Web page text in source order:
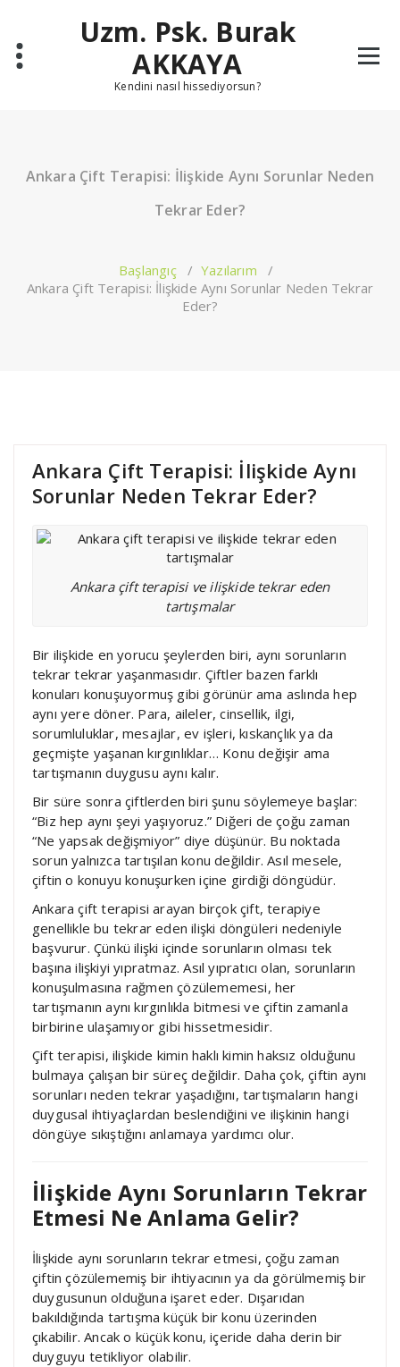
Uzm. Psk. Burak
AKKAYA
Kendini nasıl hissediyorsun?
Ankara Çift Terapisi: İlişkide Aynı Sorunlar Neden
Tekrar Eder?
Başlangıç/ Yazılarım /
Ankara Çift Terapisi: İlişkide Aynı Sorunlar Neden Tekrar
Eder?
Ankara Çift Terapisi: İlişkide Aynı
Sorunlar Neden Tekrar Eder?
Ankara çift terapisi ve ilişkide tekrar eden
tartışmalar
Bir ilişkide en yorucu şeylerden biri, aynı sorunların
tekrar tekrar yaşanmasıdır. Çiftler bazen farklı
konuları konuşuyormuş gibi görünür ama aslında hep
aynı yere döner. Para, aileler, cinsellik, ilgi,
sorumluluklar, mesajlar, ev işleri, kıskançlık ya da
geçmişte yaşanan kırgınlıklar… Konu değişir ama
tartışmanın duygusu aynı kalır.
Bir süre sonra çiftlerden biri şunu söylemeye başlar:
“Biz hep aynı şeyi yaşıyoruz.” Diğeri de çoğu zaman
“Ne yapsak değişmiyor” diye düşünür. Bu noktada
sorun yalnızca tartışılan konu değildir. Asıl mesele,
çiftin o konuyu konuşurken içine girdiği döngüdür.
Ankara çift terapisi arayan birçok çift, terapiye
genellikle bu tekrar eden ilişki döngüleri nedeniyle
başvurur. Çünkü ilişki içinde sorunların olması tek
başına ilişkiyi yıpratmaz. Asıl yıpratıcı olan, sorunların
konuşulmasına rağmen çözülememesi, her
tartışmanın aynı kırgınlıkla bitmesi ve çiftin zamanla
birbirine ulaşamıyor gibi hissetmesidir.
Çift terapisi, ilişkide kimin haklı kimin haksız olduğunu
bulmaya çalışan bir süreç değildir. Daha çok, çiftin aynı
sorunları neden tekrar yaşadığını, tartışmaların hangi
duygusal ihtiyaçlardan beslendiğini ve ilişkinin hangi
döngüye sıkıştığını anlamaya yardımcı olur.
İlişkide Aynı Sorunların Tekrar
Etmesi Ne Anlama Gelir?
İlişkide aynı sorunların tekrar etmesi, çoğu zaman
çiftin çözülememiş bir ihtiyacının ya da görülmemiş bir
duygusunun olduğuna işaret eder. Dışarıdan
bakıldığında tartışma küçük bir konu üzerinden
çıkabilir. Ancak o küçük konu, içeride daha derin bir
duyguyu tetikliyor olabilir.